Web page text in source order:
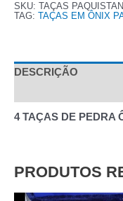
SKU: TAÇAS
TAG: TAÇAS EM ÔNIX
DESCRIÇÃO
4 TAÇAS DE PEDRA
PRODUTOS